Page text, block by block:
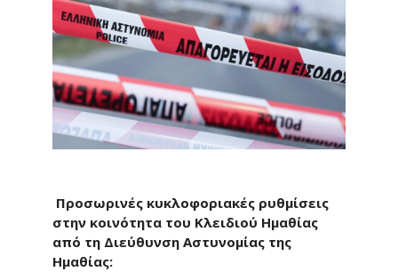
Προσωρινές κυκλοφοριακές ρυθμίσεις
στην κοινότητα του Κλειδιού Ημαθίας
από τη Διεύθυνση Αστυνομίας της
Ημαθίας: